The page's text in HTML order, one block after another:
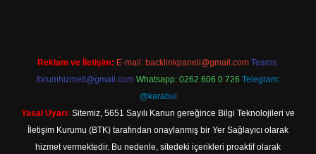
Reklam ve İletişim: E-mail: backlinkpaneli@gmail.com Teams:
forumhizmeti@gmail.com Whatsapp: 0262 606 0 726 Telegram:
@karabul
Yasal Uyarı: Sitemiz, 5651 Sayılı Kanun gereğince Bilgi Teknolojileri ve
İletişim Kurumu (BTK) tarafından onaylanmış bir Yer Sağlayıcı olarak
hizmet vermektedir. Bu nedenle, sitedeki içerikleri proaktif olarak